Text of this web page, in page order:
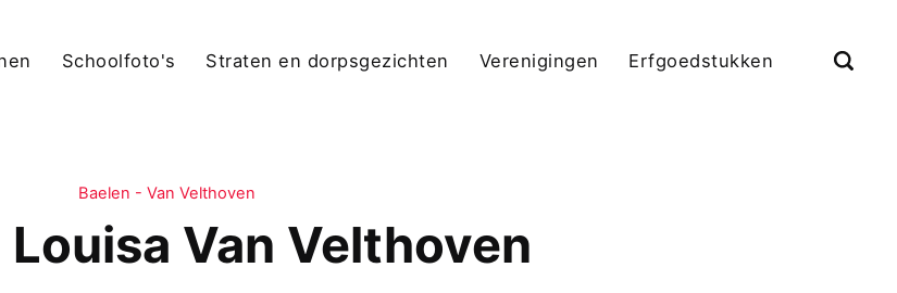
Schoolfoto's Straten en dorpsgezichten Verenigingen Erfgoedstukken
Baelen - Van Velthoven
Van Velthoven